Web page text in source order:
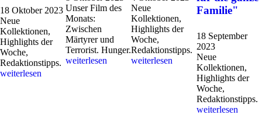
18 Oktober 2023
Neue
Kollektionen,
Highlights der
Woche,
Redaktionstipps.
weiterlesen
Unser Film des
Monats:
Zwischen
Märtyrer und
Terrorist. Hunger.
weiterlesen
Neue
Kollektionen,
Highlights der
Woche,
Redaktionstipps.
weiterlesen
Familie"
18 September
2023
Neue
Kollektionen,
Highlights der
Woche,
Redaktionstipps.
weiterlesen